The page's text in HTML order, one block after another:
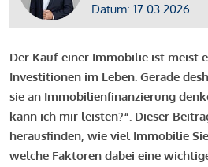
Datum: 17.03.2026
Der Kauf einer Immobilie ist meist
Investitionen im Leben. Gerade
sie an Immobilienfinanzierung
kann ich mir leisten?“. Dieser
herausfinden, wie viel Immobilie
welche Faktoren dabei eine